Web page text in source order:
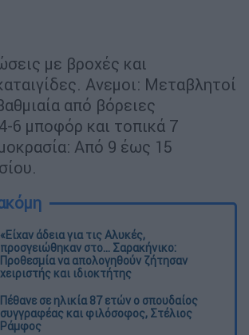
με βροχές και
Ανεμοι: Μεταβλητοί
από βόρειες
6 μποφόρ και τοπικά 7
Από 9 έως 15
«Είχαν άδεια για τις Αλυκές,
προσγειώθηκαν στο... Σαρακήνικο:
Προθεσμία να απολογηθούν ζήτησαν
χειριστής και ιδιοκτήτης
Πέθανε σε ηλικία 87 ετών ο σπουδαίος
συγγραφέας και φιλόσοφος, Στέλιος
Ράμφος